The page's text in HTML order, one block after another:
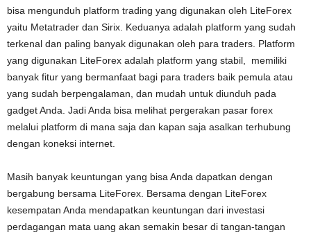
bisa mengunduh platform trading yang digunakan oleh LiteForex
yaitu Metatrader dan Sirix. Keduanya adalah platform yang sudah
terkenal dan paling banyak digunakan oleh para traders. Platform
yang digunakan LiteForex adalah platform yang stabil, memiliki
banyak fitur yang bermanfaat bagi para traders baik pemula atau
yang sudah berpengalaman, dan mudah untuk diunduh pada
gadget Anda. Jadi Anda bisa melihat pergerakan pasar forex
melalui platform di mana saja dan kapan saja asalkan terhubung
dengan koneksi internet.
Masih banyak keuntungan yang bisa Anda dapatkan dengan
bergabung bersama LiteForex. Bersama dengan LiteForex
kesempatan Anda mendapatkan keuntungan dari investasi
perdagangan mata uang akan semakin besar di tangan-tangan